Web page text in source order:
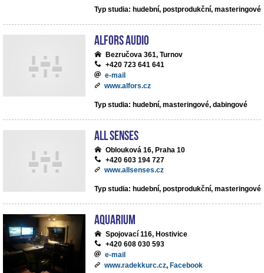
Typ studia: hudební, postprodukční, masteringové
ALFORS audio
Bezručova 361, Turnov
+420 723 641 641
e-mail
www.alfors.cz
Typ studia: hudební, masteringové, dabingové
All Senses
Oblouková 16, Praha 10
+420 603 194 727
www.allsenses.cz
Typ studia: hudební, postprodukční, masteringové
Aquarium
Spojovací 116, Hostivice
+420 608 030 593
e-mail
www.radekkurc.cz, Facebook